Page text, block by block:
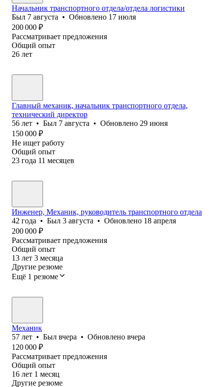
Начальник транспортного отдела/отдела логистики
Был 7 августа • Обновлено 17 июля
200 000 ₽
Рассматривает предложения
Общий опыт
26 лет
Главный механик, начальник транспортного отдела,
технический директор
56 лет • Был 7 августа • Обновлено 29 июня
150 000 ₽
Не ищет работу
Общий опыт
23 года 11 месяцев
Инженер, Механик, руководитель транспортного отдела
42 года • Был 3 августа • Обновлено 18 апреля
200 000 ₽
Рассматривает предложения
Общий опыт
13 лет 3 месяца
Другие резюме
Ещё 1 резюме
Механик
57 лет • Был вчера • Обновлено вчера
120 000 ₽
Рассматривает предложения
Общий опыт
16 лет 1 месяц
Другие резюме